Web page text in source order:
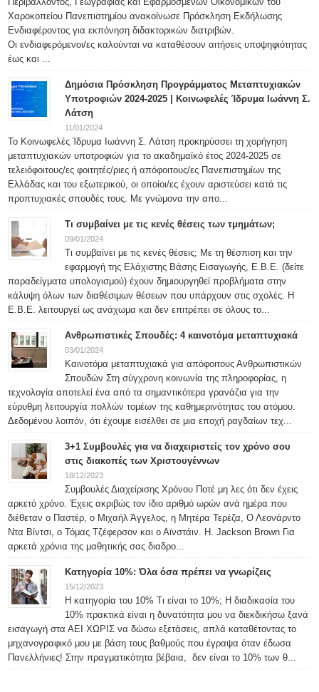
Χαροκοπείου Πανεπιστημίου ανακοίνωσε Πρόσκληση Εκδήλωσης
Ενδιαφέροντος για εκπόνηση διδακτορικών διατριβών.
Οι ενδιαφερόμενοι/ες καλούνται να καταθέσουν αιτήσεις υποψηφιότητας
έως και ...
Δημόσια Πρόσκληση Προγράμματος Μεταπτυχιακών
Υποτροφιών 2024-2025 | Κοινωφελές Ίδρυμα Ιωάννη Σ.
Λάτση
11/01/2024
Το Κοινωφελές Ίδρυμα Ιωάννη Σ. Λάτση προκηρύσσει τη χορήγηση
μεταπτυχιακών υποτροφιών για το ακαδημαϊκό έτος 2024-2025 σε
τελειόφοιτους/ες φοιτητές/ριες ή απόφοιτους/ες Πανεπιστημίων της
Ελλάδας και του εξωτερικού, οι οποίοι/ες έχουν αριστεύσει κατά τις
προπτυχιακές σπουδές τους. Με γνώμονα την απο...
Τι συμβαίνει με τις κενές θέσεις των τμημάτων;
09/01/2024
Τι συμβαίνει με τις κενές θέσεις; Με τη θέσπιση και την
εφαρμογή της Ελάχιστης Βάσης Εισαγωγής, Ε.Β.Ε. (δείτε
παραδείγματα υπολογισμού) έχουν δημιουργηθεί προβλήματα στην
κάλυψη όλων των διαθέσιμων θέσεων που υπάρχουν στις σχολές. Η
Ε.Β.Ε. λειτουργεί ως ανάχωμα και δεν επιτρέπει σε όλους το...
Ανθρωπιστικές Σπουδές: 4 καινοτόμα μεταπτυχιακά
03/01/2024
Καινοτόμα μεταπτυχιακά για απόφοιτους Ανθρωπιστικών
Σπουδών Στη σύγχρονη κοινωνία της πληροφορίας, η
τεχνολογία αποτελεί ένα από τα σημαντικότερα γρανάζια για την
εύρυθμη λειτουργία πολλών τομέων της καθημερινότητας του ατόμου.
Δεδομένου λοιπόν, ότι έχουμε εισέλθει σε μια εποχή ραγδαίων τεχ...
3+1 Συμβουλές για να διαχειριστείς τον χρόνο σου
στις διακοπές των Χριστουγέννων
18/12/2023
Συμβουλές Διαχείρισης Χρόνου Ποτέ μη λες ότι δεν έχεις
αρκετό χρόνο. Έχεις ακριβώς τον ίδιο αριθμό ωρών ανά ημέρα που
διέθεταν ο Παστέρ, ο Μιχαήλ Άγγελος, η Μητέρα Τερέζα, Ο Λεονάρντο
Ντα Βίντσι, ο Τόμας Τζέφερσον και ο Αϊνστάιν. H. Jackson Brown Για
αρκετά χρόνια της μαθητικής σας διαδρο...
Κατηγορία 10%: Όλα όσα πρέπει να γνωρίζεις
15/12/2023
Η κατηγορία του 10% Τι είναι το 10%; Η διαδικασία του
10% πρακτικά είναι η δυνατότητα μου να διεκδικήσω ξανά
εισαγωγή στα ΑΕΙ ΧΩΡΙΣ να δώσω εξετάσεις, απλά καταθέτοντας το
μηχανογραφικό μου με βάση τους βαθμούς που έγραψα όταν έδωσα
Πανελλήνιες! Στην πραγματικότητα βέβαια, δεν είναι το 10% των θ...